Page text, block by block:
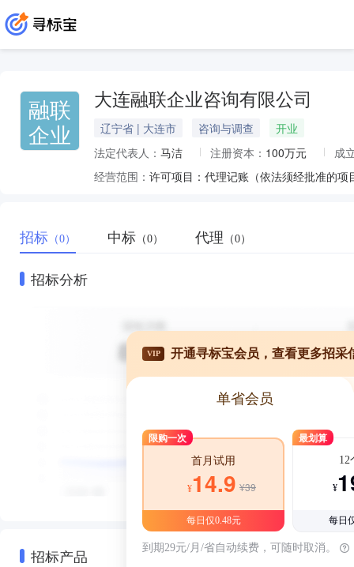
融联
企业
大连融联企业咨询有限公司
辽宁省 | 大连市 咨询与调查
开业
法定代表人： 马洁 注册资本： 100万元
成
经营范围：
招标 （0） 中标 （0） 代理 （0）
招标分析
招标产品
VIP 开通寻标宝会员，查看更多招采
单省会员
限购一次
首月试用
¥14.9 ¥39
每日仅0.48元
最划算
12
¥
每日
到期29元/月/省自动续费，可随时取消。